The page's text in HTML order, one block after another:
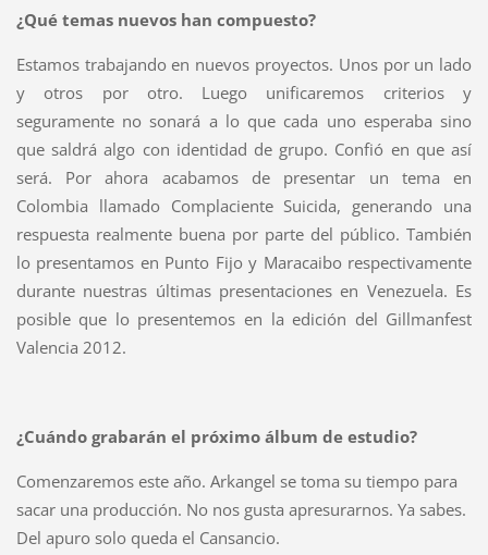
¿Qué temas nuevos han compuesto?
Estamos trabajando en nuevos proyectos. Unos por un lado
y otros por otro. Luego unificaremos criterios y
seguramente no sonará a lo que cada uno esperaba sino
que saldrá algo con identidad de grupo. Confió en que así
será. Por ahora acabamos de presentar un tema en
Colombia llamado Complaciente Suicida, generando una
respuesta realmente buena por parte del público. También
lo presentamos en Punto Fijo y Maracaibo respectivamente
durante nuestras últimas presentaciones en Venezuela. Es
posible que lo presentemos en la edición del Gillmanfest
Valencia 2012.
¿Cuándo grabarán el próximo álbum de estudio?
Comenzaremos este año. Arkangel se toma su tiempo para
sacar una producción. No nos gusta apresurarnos. Ya sabes.
Del apuro solo queda el Cansancio.